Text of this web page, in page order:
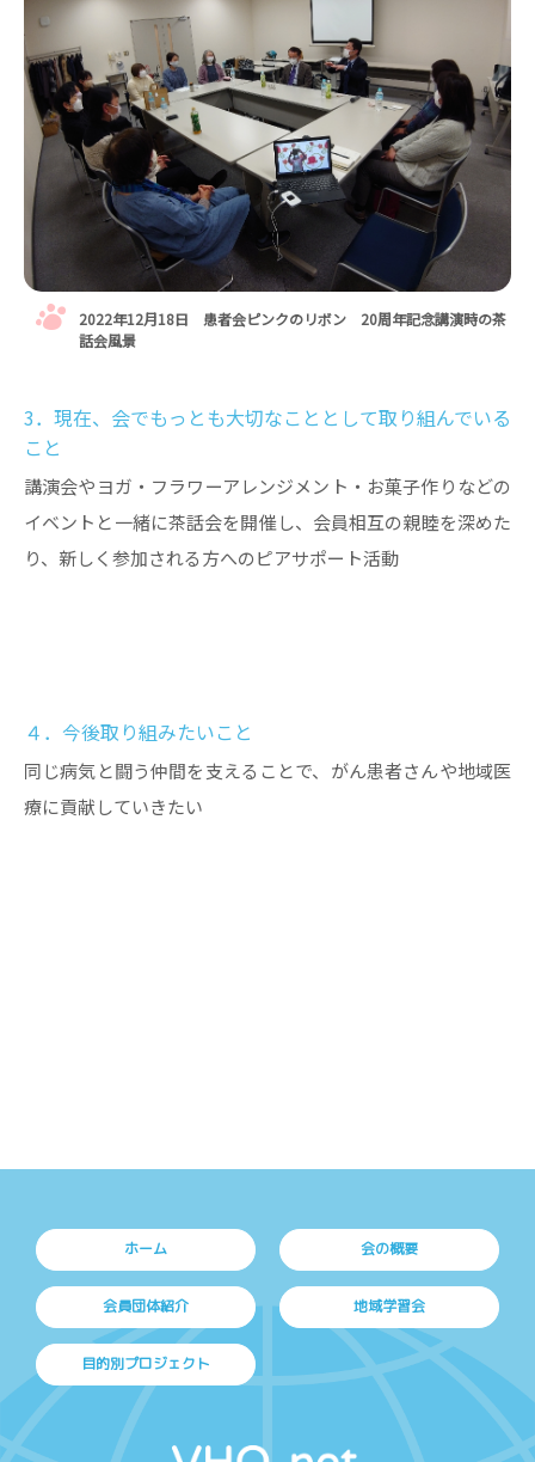
2022年12月18日 患者会ピンクのリボン 20周年記念講演時の茶
話会風景
3．現在、会でもっとも大切なこととして取り組んでいる
こと
講演会やヨガ・フラワーアレンジメント・お菓子作りなどの
イベントと一緒に茶話会を開催し、会員相互の親睦を深めた
り、新しく参加される方へのピアサポート活動
４．今後取り組みたいこと
同じ病気と闘う仲間を支えることで、がん患者さんや地域医
療に貢献していきたい
上に戻る
ホーム 会の概要
会員団体紹介 地域学習会
目的別プロジェクト